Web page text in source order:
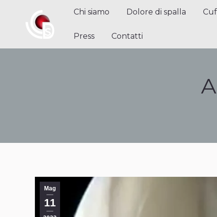
Chi siamo Dolore di spalla
Press Contatti
Mag
11
Chi siamo Dolore di spalla